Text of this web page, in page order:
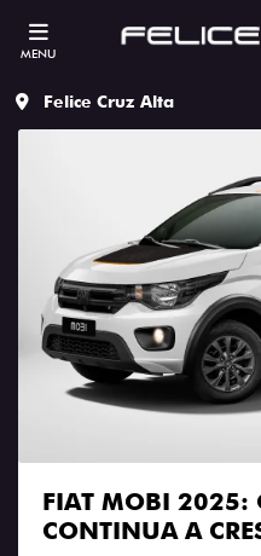
MENU
Felice Cruz Alta
FIAT MOBI 2025:
CONTINUA A